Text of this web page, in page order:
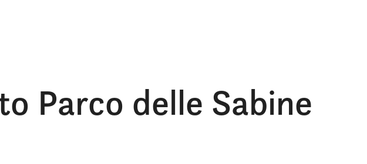
Parco delle Sabine